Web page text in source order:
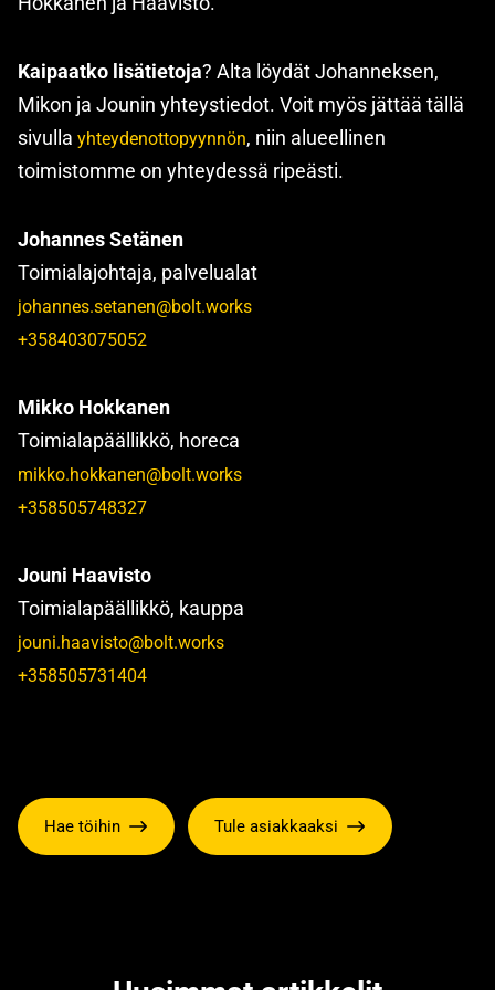
Kaipaatko lisätietoja? Alta löydät Johanneksen,
Mikon ja Jounin yhteystiedot. Voit myös jättää tällä
sivulla yhteydenottopyynnön, niin alueellinen
toimistomme on yhteydessä ripeästi.
Johannes Setänen
Toimialajohtaja, palvelualat
johannes.setanen@bolt.works
+358403075052
Mikko Hokkanen
Toimialapäällikkö, horeca
mikko.hokkanen@bolt.works
+358505748327
Jouni Haavisto
Toimialapäällikkö, kauppa
jouni.haavisto@bolt.works
+358505731404
Hae töihin Tule asiakkaaksi